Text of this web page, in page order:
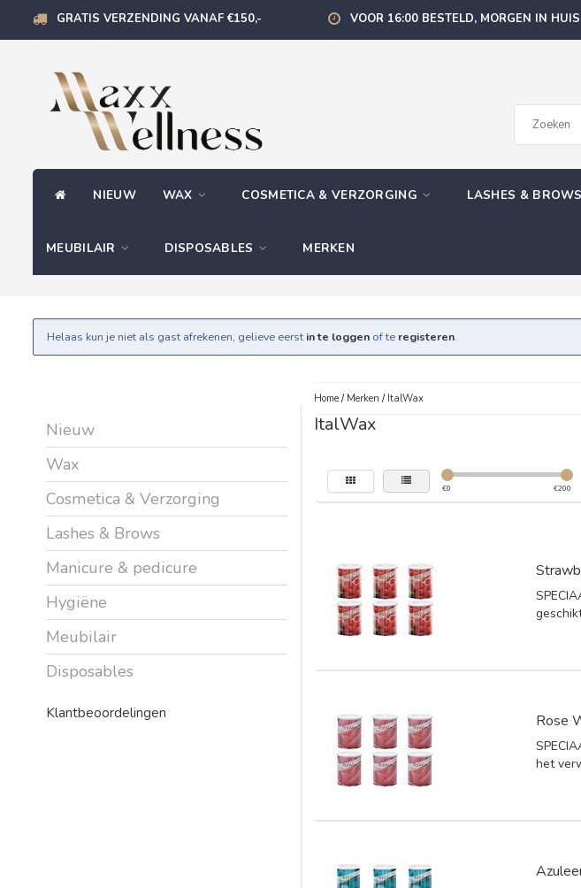
GRATIS VERZENDING VANAF €150,- VOOR 16:00 BESTELD, MORGEN IN HUIS
NIEUW WAX COSMETICA & VERZORGING LASHES & BROWS
MEUBILAIR DISPOSABLES MERKEN
Helaas kun je niet als gast afrekenen, gelieve eerst in te loggen of te registeren.
Nieuw
Wax
Cosmetica & Verzorging
Lashes & Brows
Manicure & pedicure
Hygiëne
Meubilair
Disposables
Klantbeoordelingen
Home/ Merken / ItalWax
ItalWax
€0 €200
Rose
het